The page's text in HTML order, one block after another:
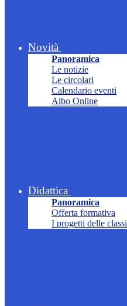
Novità
Panoramica
Le notizie
Le circolari
Calendario eventi
Albo Online
Didattica
Panoramica
Offerta formativa
I progetti delle classi